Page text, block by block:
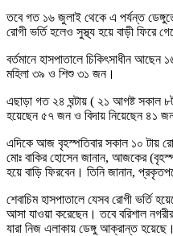
তবে গত ১৬ জুলাই থেকে এ পর্যন্ত
রোগী ভর্তি হলেও সুস্থ্য হয়ে বাড়ী ফিরে
বর্তমানে হাসপাতালে চিকিৎসাধীন
মহিলা ৩৯ ও শিশু ৩১ জন।
এছাড়া গত ২৪ ঘন্টায় ( ২১ আগষ্ট সকাল
হয়েছেন ৫৭ জন ও বিদায় নিয়েছেন ৪১
এদিকে আজ বৃহস্পতিবার সকাল ১০ টায়
মোঃ বাকির হোসেন জানান, আজকের
হয়ে বাড়ি ফিরবেন। তিনি জানান,
শেবাচিম হাসপাতালে যেসব রোগী ভর্তি
আসা যাওয়া করেছেন। তবে বরিশাল
যারা নিজ এলাকায় ডেঙ্গু আক্রান্ত হয়েছে।